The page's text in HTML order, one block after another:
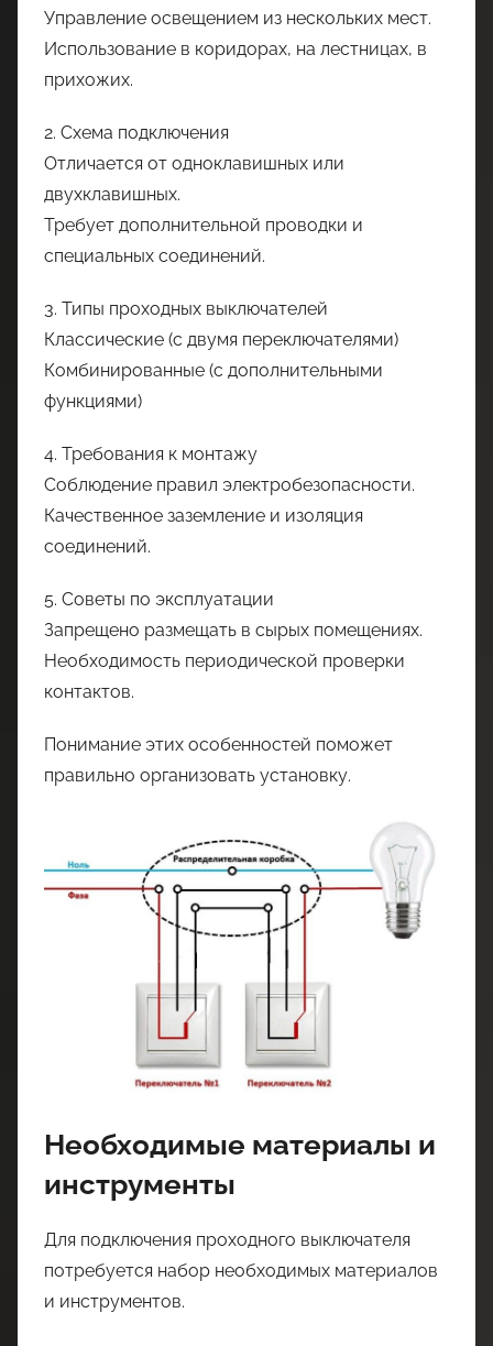
Управление освещением из нескольких мест.
Использование в коридорах, на лестницах, в
прихожих.
2. Схема подключения
Отличается от одноклавишных или
двухклавишных.
Требует дополнительной проводки и
специальных соединений.
3. Типы проходных выключателей
Классические (с двумя переключателями)
Комбинированные (с дополнительными
функциями)
4. Требования к монтажу
Соблюдение правил электробезопасности.
Качественное заземление и изоляция
соединений.
5. Советы по эксплуатации
Запрещено размещать в сырых помещениях.
Необходимость периодической проверки
контактов.
Понимание этих особенностей поможет
правильно организовать установку.
Необходимые материалы и
инструменты
Для подключения проходного выключателя
потребуется набор необходимых материалов
и инструментов.